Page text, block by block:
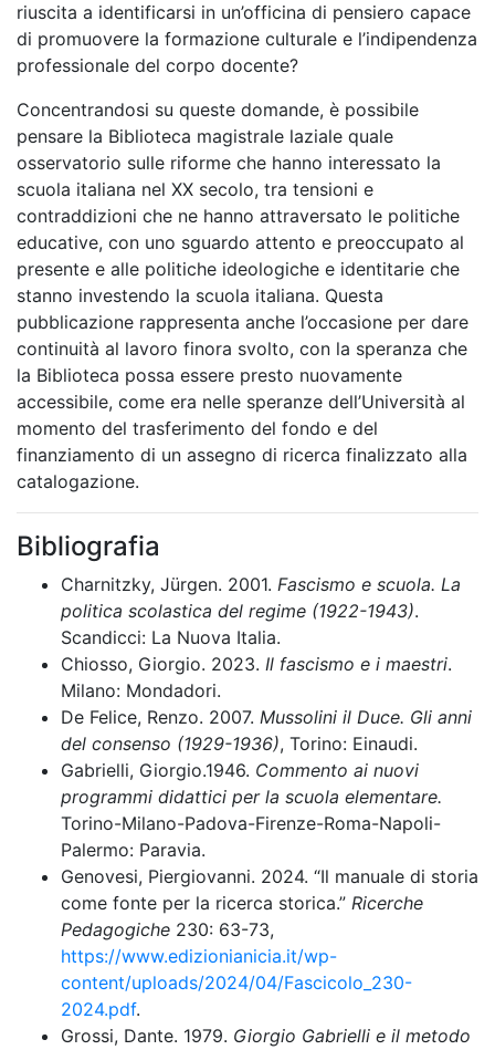
riuscita a identificarsi in un’officina di pensiero capace
di promuovere la formazione culturale e l’indipendenza
professionale del corpo docente?
Concentrandosi su queste domande, è possibile
pensare la Biblioteca magistrale laziale quale
osservatorio sulle riforme che hanno interessato la
scuola italiana nel XX secolo, tra tensioni e
contraddizioni che ne hanno attraversato le politiche
educative, con uno sguardo attento e preoccupato al
presente e alle politiche ideologiche e identitarie che
stanno investendo la scuola italiana. Questa
pubblicazione rappresenta anche l’occasione per dare
continuità al lavoro finora svolto, con la speranza che
la Biblioteca possa essere presto nuovamente
accessibile, come era nelle speranze dell’Università al
momento del trasferimento del fondo e del
finanziamento di un assegno di ricerca finalizzato alla
catalogazione.
Bibliografia
Charnitzky, Jürgen. 2001. Fascismo e scuola. La
politica scolastica del regime (1922-1943).
Scandicci: La Nuova Italia.
Chiosso, Giorgio. 2023. Il fascismo e i maestri.
Milano: Mondadori.
De Felice, Renzo. 2007. Mussolini il Duce. Gli anni
del consenso (1929-1936), Torino: Einaudi.
Gabrielli, Giorgio.1946. Commento ai nuovi
programmi didattici per la scuola elementare.
Torino-Milano-Padova-Firenze-Roma-Napoli-
Palermo: Paravia.
Genovesi, Piergiovanni. 2024. “Il manuale di storia
come fonte per la ricerca storica.” Ricerche
Pedagogiche 230: 63-73,
https://www.edizionianicia.it/wp-
content/uploads/2024/04/Fascicolo_230-
2024.pdf.
Grossi, Dante. 1979. Giorgio Gabrielli e il metodo